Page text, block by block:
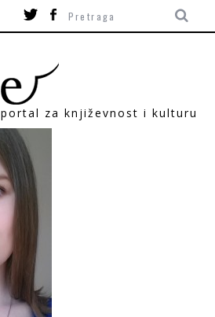
portal za književnost i kulturu